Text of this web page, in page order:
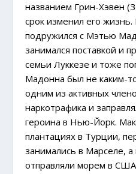
названием Грин-Хэвен
срок изменил его
подружился с Мэтью
занимался поставкой и
семьи Луккезе и тоже
Мадонна был не каким-
одним из активных
наркотрафика и
героина в Нью-Йорк.
плантациях в Турции,
занимались в Марселе,
отправляли морем в